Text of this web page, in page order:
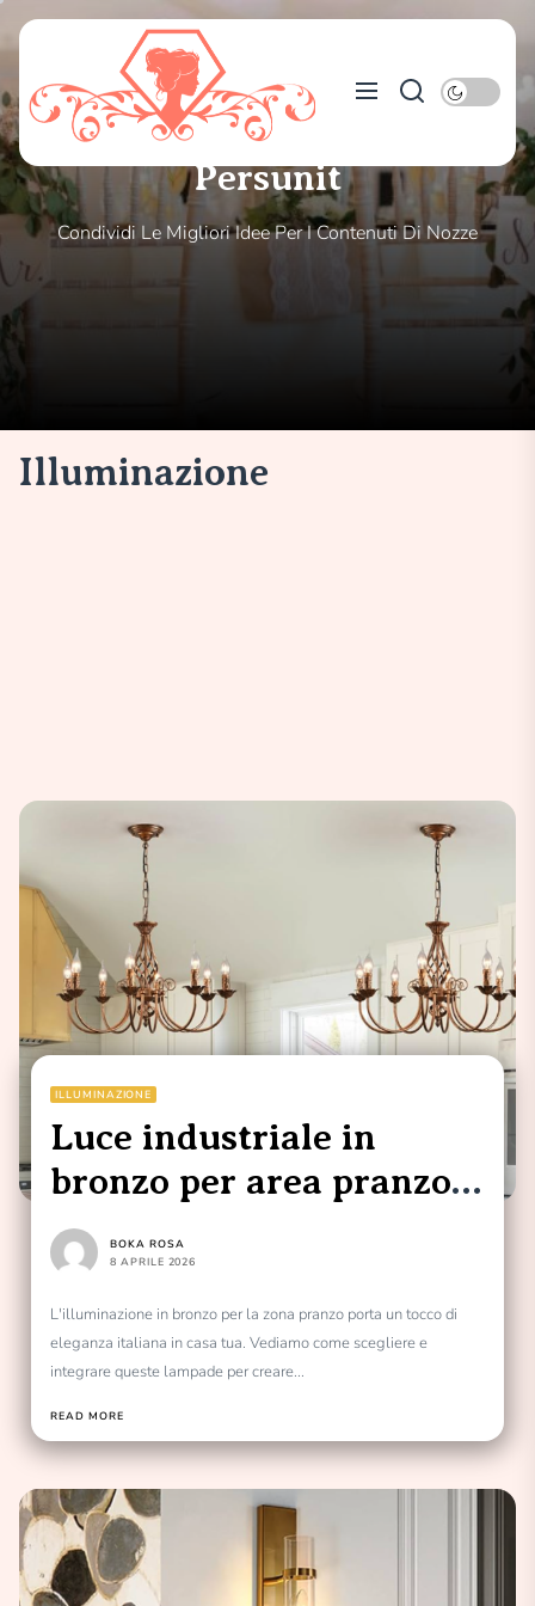
Skip
content
Persunit
Condividi Le Migliori Idee Per I Contenuti Di Nozze
Illuminazione
ILLUMINAZIONE
Luce industriale in
bronzo per area pranzo:
eleganza italiana
BOKA ROSA
8 APRILE 2026
L'illuminazione in bronzo per la zona pranzo porta un tocco di
eleganza italiana in casa tua. Vediamo come scegliere e
integrare queste lampade per creare...
READ MORE